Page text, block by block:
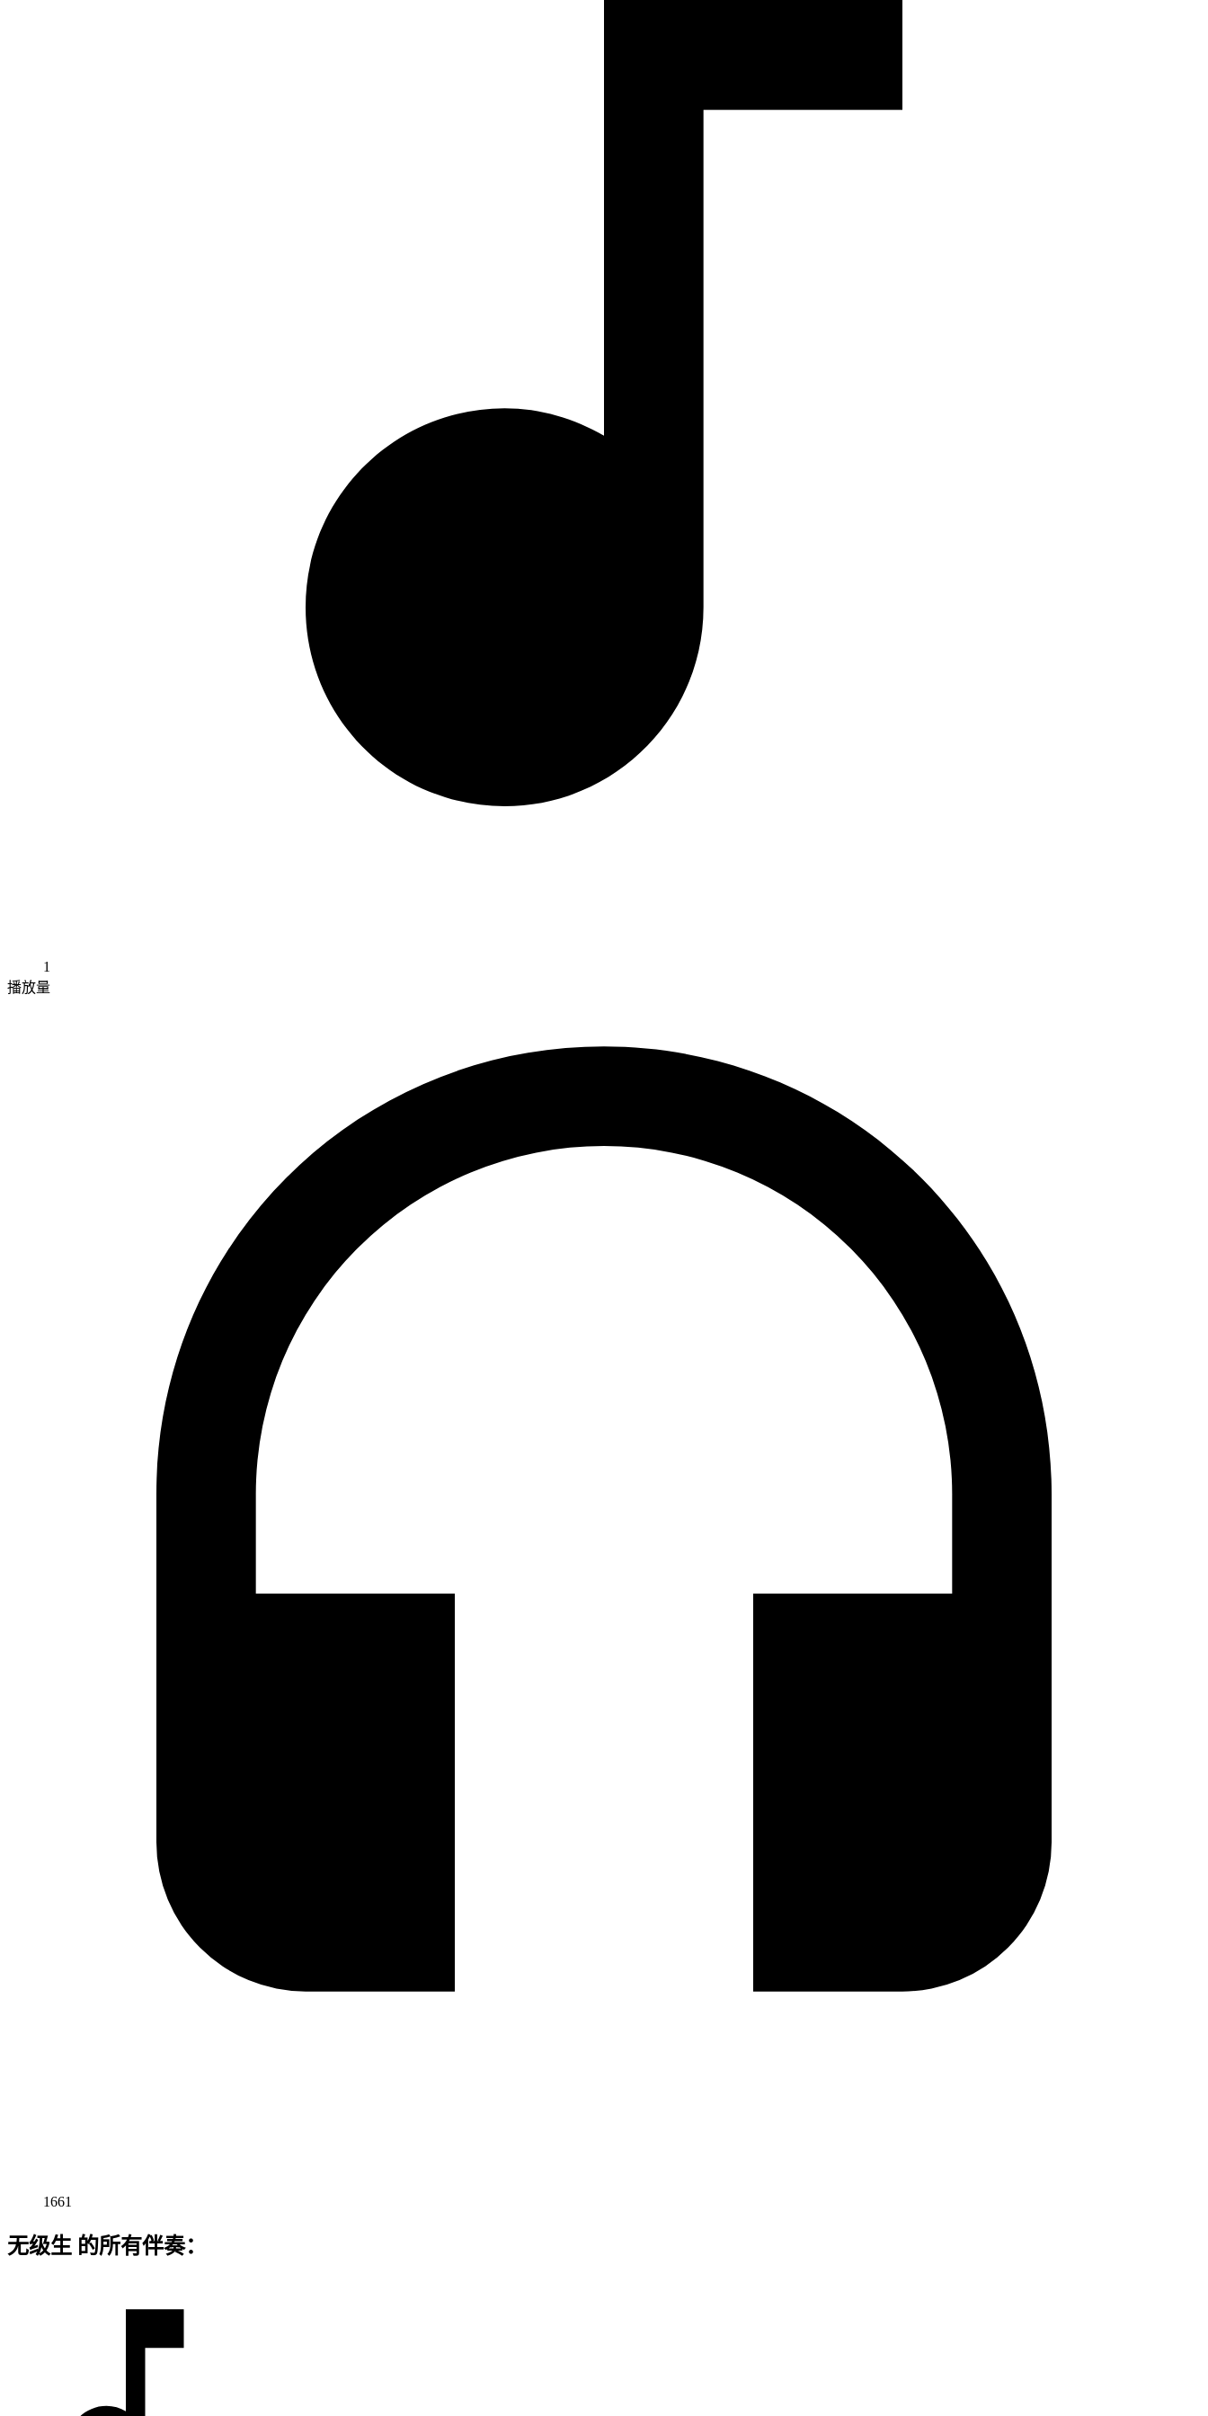
1
播放量
1661
无级生 的所有伴奏：